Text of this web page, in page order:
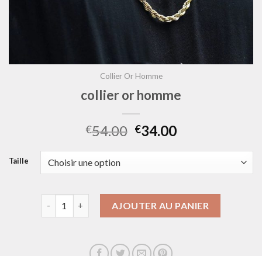
Collier Or Homme
collier or homme
€54.00 €34.00
Taille
AJOUTER AU PANIER